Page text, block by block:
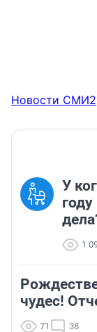
Новости СМИ2
У
1
чудес!
71 38